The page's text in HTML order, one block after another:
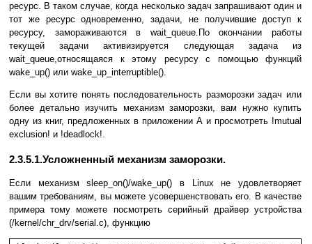
ресурс. В таком случае, когда несколько задач запрашивают один и
тот же ресурс одновременно, задачи, не получившие доступ к
ресурсу, замораживаются в wait_queue.По окончании работы
текущей задачи активизируется следующая задача из
wait_queue,относящаяся к этому ресурсу с помощью функций
wake_up() или wake_up_interruptible().
Если вы хотите понять последовательность разморозки задач или
более детально изучить механизм заморозки, вам нужно купить
одну из книг, предложенных в приложении А и просмотреть !mutual
exclusion! и !deadlock!.
2.3.5.1.Усложненный механизм заморозки.
Если механизм sleep_on()/wake_up() в Linux не удовлетворяет
вашим требованиям, вы можете усовершенствовать его. В качестве
примера тому можете посмотреть серийный драйвер устройства
(/kernel/chr_drv/serial.c), функцию